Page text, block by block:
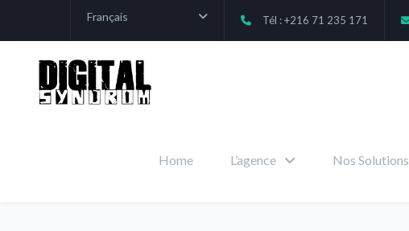
Français Tél : +216 71 235 171
Home L’agence Nos Solutions